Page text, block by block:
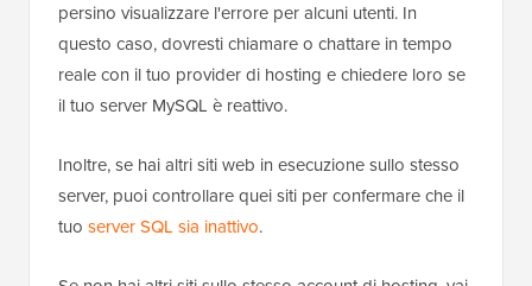
persino visualizzare l'errore per alcuni utenti. In
questo caso, dovresti chiamare o chattare in tempo
reale con il tuo provider di hosting e chiedere loro se
il tuo server MySQL è reattivo.
Inoltre, se hai altri siti web in esecuzione sullo stesso
server, puoi controllare quei siti per confermare che il
tuo server SQL sia inattivo.